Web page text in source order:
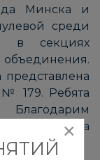
Минска и
среди
в секциях
179. Ребята
Благодарим
команд за
×